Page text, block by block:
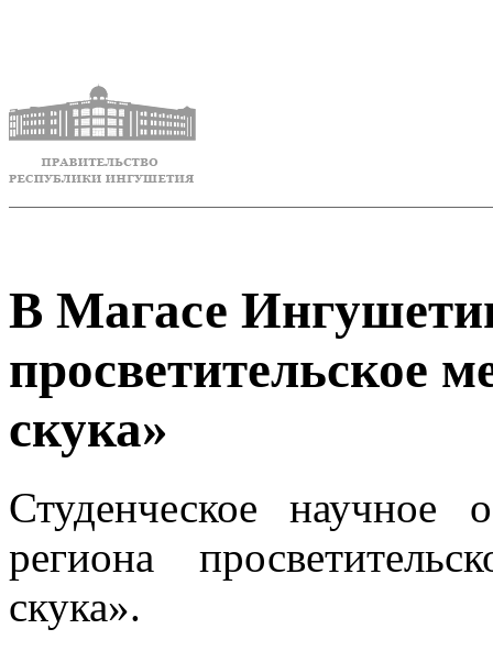
В Магасе
просветительское
скука»
Студенческое научное
региона
скука».